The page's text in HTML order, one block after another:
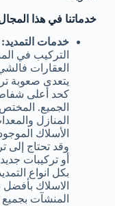
خدماتنا في هذا
خدمات التمديد:
التركيب في
العقارات
يتعدى صعوبة
كحد أعلى
الجميع.
المنازل
الأسلاك
وقد تحتاج إلى
أو تركيبات
بكل انواع
الاسلاك بأفضل
المنشآت بجميع